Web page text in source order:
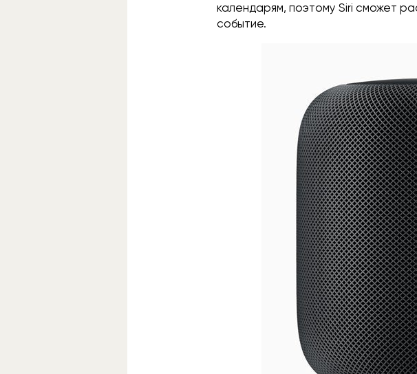
календарям, поэтому Siri сможет
событие.